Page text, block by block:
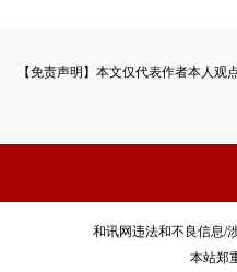
【免责声明】本文仅代表作者本人
和讯网违法和不良信息/
本站郑